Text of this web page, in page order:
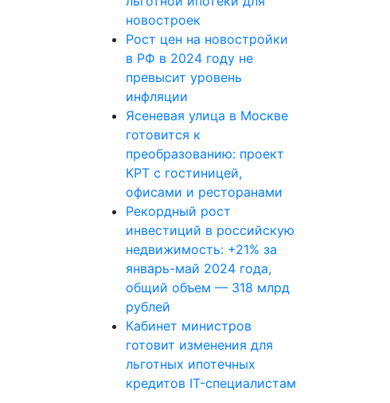
новостроек
Рост цен на новостройки
в РФ в 2024 году не
превысит уровень
инфляции
Ясеневая улица в Москве
готовится к
преобразованию: проект
КРТ с гостиницей,
офисами и ресторанами
Рекордный рост
инвестиций в российскую
недвижимость: +21% за
январь-май 2024 года,
общий объем — 318 млрд
рублей
Кабинет министров
готовит изменения для
льготных ипотечных
кредитов IT-специалистам